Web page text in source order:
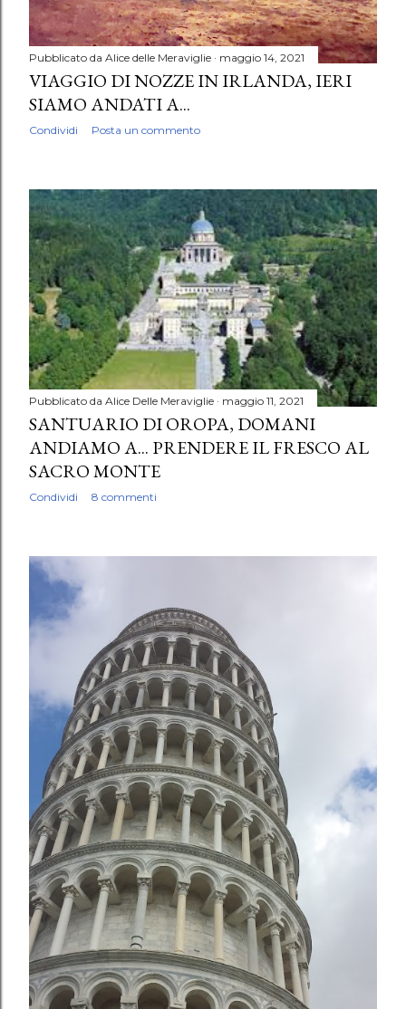
Pubblicato da Alice delle Meraviglie maggio 14, 2021
VIAGGIO DI NOZZE IN IRLANDA, IERI
SIAMO ANDATI A...
Condividi Posta un commento
Pubblicato da Alice Delle Meraviglie maggio 11, 2021
SANTUARIO DI OROPA, DOMANI
ANDIAMO A... PRENDERE IL FRESCO AL
SACRO MONTE
Condividi 8 commenti